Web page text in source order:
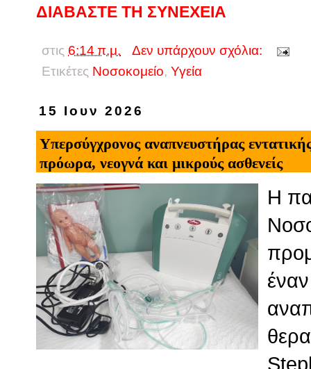
ΔΙΑΒΑΣΤΕ ΤΗ ΣΥΝΕΧΕΙΑ
στις 6:14 π.μ.
Δεν υπάρχουν σχόλια:
Ετικέτες Νοσοκομείο, Υγεία
15 Ιουν 2026
Υπερσύγχρονος αναπνευστήρας
πρόωρα, νεογνά και μικρούς ασθενείς
Η